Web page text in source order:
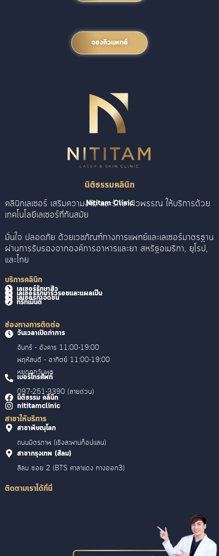
จองคิวแพทย์
นิติธรรมคลินิก
Nititam Clinic
คลินิกเลเซอร์ เสริมความงาม และรักษาผิวพรรณ ให้บริการด้วย
เทคโนโลยีเลเซอร์ที่ทันสมัย
มั่นใจ ปลอดภัย ด้วยเวชภัณฑ์ทางการแพทย์และเลเซอร์มาตรฐาน
ผ่านการรับรองจากองค์การอาหารและยา สหรัฐอเมริกา, ยุโรป,
และไทย
บริการคลินิก
เลเซอร์รักษาสิว
เลเซอร์รักษาริ้วรอยและแผลเป็น
เลเซอร์กำจัดขน
ทรีทเม้นต์
ช่องทางการติดต่อ
วันเวลาเปิดทำการ
จันทร์ - อังคาร 11:00-19:00
พฤหัสบดี - อาทิตย์ 11:00-19:00
หยุดทุกวันพุธ
เบอร์โทรศัพท์
097-251-3390 (สายด่วน)
นิติธรรม คลินิก
nititamclinic
สาขาให้บริการ
สาขาพิษณุโลก
ถนนมิตรภาพ (เชิงสะพานท็อปแลน)
สาขากรุงเทพ (สีลม)
สีลม ซอย 2 (BTS ศาลาแดง ทางออก3)
ติดตามเราได้ที่นี่